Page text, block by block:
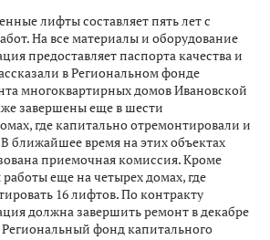
лифты составляет пять лет с
На все материалы и оборудование
предоставляет паспорта качества и
в Региональном фонде
многоквартирных домов Ивановской
завершены еще в шести
где капитально отремонтировали и
ближайшее время на этих объектах
приемочная комиссия. Кроме
еще на четырех домах, где
16 лифтов. По контракту
должна завершить ремонт в декабре
фонд капитального